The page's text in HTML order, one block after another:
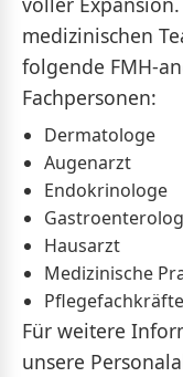
medizinischen
folgende FMH-
Fachpersonen:
Dermatologe
Augenarzt
Endokrinologe
Hausarzt
Medizinische
Pflegefachkräfte
Für weitere
unsere